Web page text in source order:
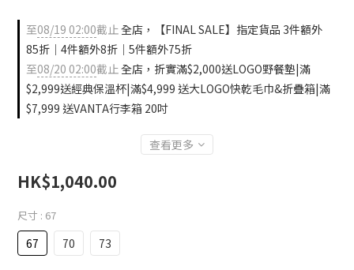
至08/19 02:00截止全店，【FINAL SALE】指定貨品 3件額外
85折｜4件額外8折｜5件額外75折
至08/20 02:00截止全店，折實滿$2,000送LOGO野餐墊|滿
$2,999送經典保溫杯|滿$4,999 送大LOGO快乾毛巾&折疊箱|滿
$7,999 送VANTA行李箱 20吋
查看更多
HK$1,040.00
尺寸 : 67
67 70 73